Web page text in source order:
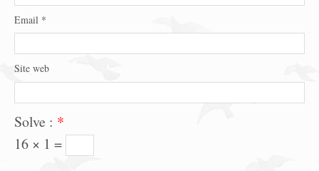
Email *
Site web
Solve : *
16 × 1 =